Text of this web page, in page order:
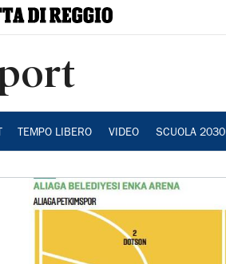
TEMPO LIBERO VIDEO SCUOLA 2030